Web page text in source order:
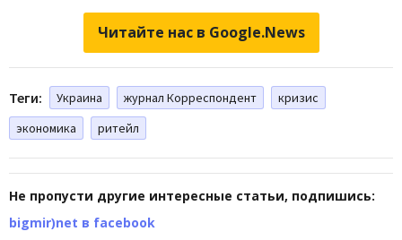
Читайте нас в Google.News
Теги: Украина журнал Корреспондент
кризис
экономика
ритейл
Не пропусти другие интересные статьи, подпишись:
bigmir)net в facebook